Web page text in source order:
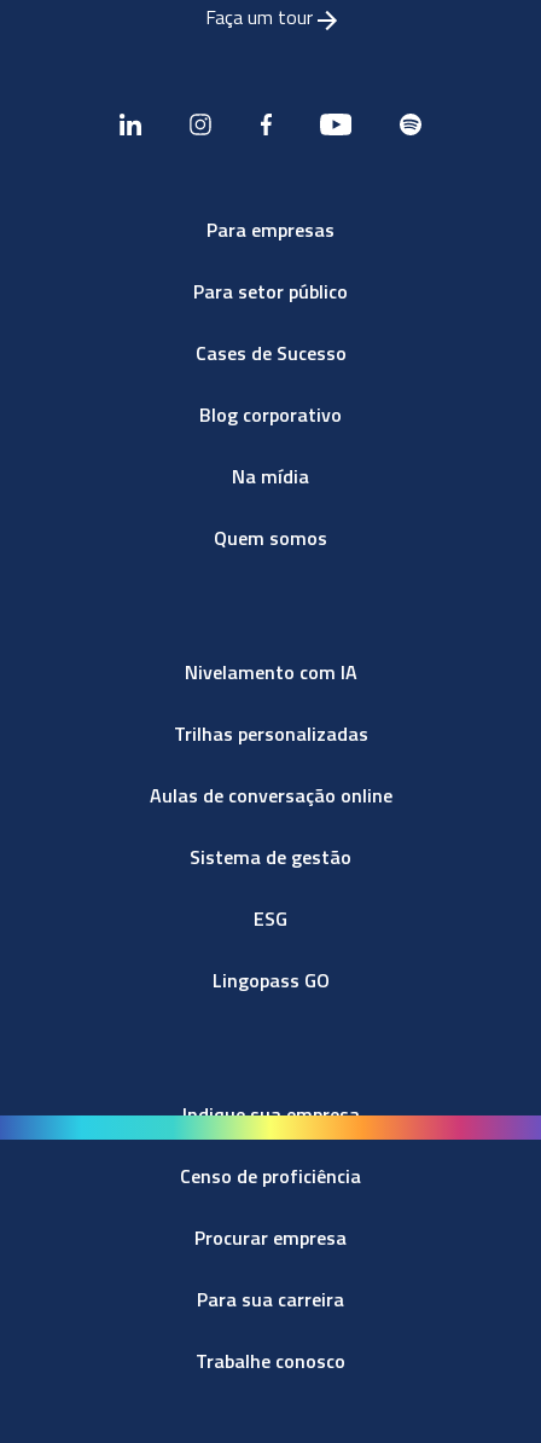
Faça um tour
Para empresas
Para setor público
Cases de Sucesso
Blog corporativo
Na mídia
Quem somos
Nivelamento com IA
Trilhas personalizadas
Aulas de conversação online
Sistema de gestão
ESG
Lingopass GO
Indique sua empresa
Censo de proficiência
Procurar empresa
Para sua carreira
Trabalhe conosco